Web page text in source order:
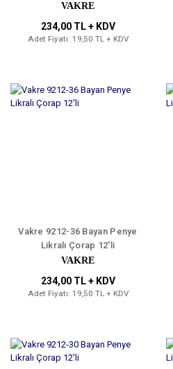
VAKRE
234,00 TL + KDV
Adet Fiyatı: 19,50 TL + KDV
Vakre 9212-36 Bayan Penye
Likralı Çorap 12'li
VAKRE
234,00 TL + KDV
Adet Fiyatı: 19,50 TL + KDV